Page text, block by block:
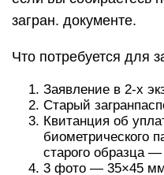
загран. документе.
Что потребуется для
Заявление в 2-х
Старый
Квитанция об
биометрического
старого образца
3 фото — 35×45